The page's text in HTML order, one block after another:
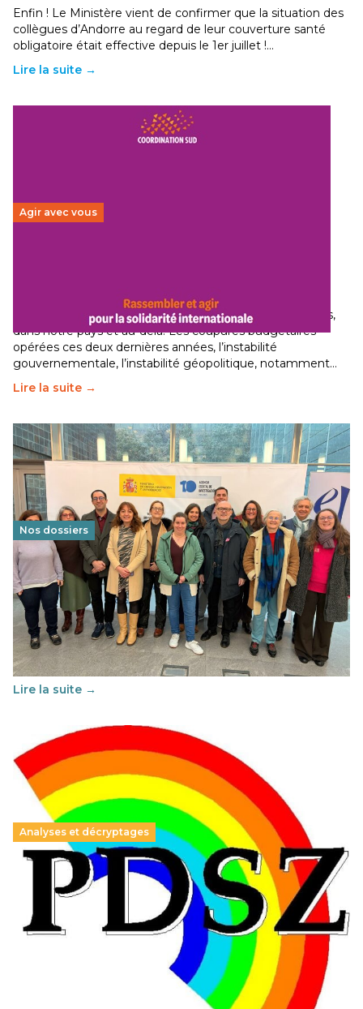
Enfin ! Le Ministère vient de confirmer que la situation des
collègues d’Andorre au regard de leur couverture santé
obligatoire était effective depuis le 1er juillet !…
Lire la suite →
Agir avec vous
Le secteur humanitaire connaît des difficultés profondes,
dans notre pays et au-delà. Les coupures budgétaires
opérées ces deux dernières années, l’instabilité
gouvernementale, l’instabilité géopolitique, notamment…
Lire la suite →
Nos dossiers
Éducation au vivre-ensemble : un échange croisé
franco-espagnol pour changer d’approche
29 juin 2026-National
Cette année, l'UNSA Éducation a mené un projet Erasmus
soutenu par l'union Européenne et centré sur l'éducation
au vivre-ensemble : quelles différences entre la France…
Lire la suite →
Analyses et décryptages
Hongrie : du changement pour les politiques
éducatives, aussi !
25 juin 2026
En Hongrie, le conservateur Peter Magyar et son parti
Tisza "Respect et liberté" ont remporté une large victoire,
contre le premier ministre sortant, Viktor Orban,…